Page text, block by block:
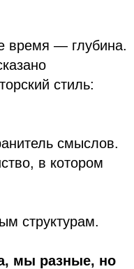
время — глубина.
стиль:
смыслов.
в котором
структурам.
мы разные, но